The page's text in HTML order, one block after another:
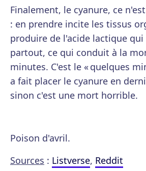
Finalement, le cyanure, ce
: en prendre incite les tissus
produire de l'acide lactique
partout, ce qui conduit à la
minutes. C'est le « quelques
a fait placer le cyanure en
sinon c'est une mort horrible.
Poison d'avril.
Sources : Listverse, Reddit